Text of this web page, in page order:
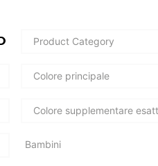
Product Category
Colore principale
Colore supplementare
Bambini